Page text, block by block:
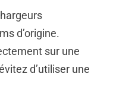
d’origine.
sur une
d’utiliser une